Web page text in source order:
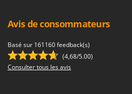
Avis de consommateurs
Basé sur 161160 feedback(s)
(4,68/5.00)
Consulter tous les avis